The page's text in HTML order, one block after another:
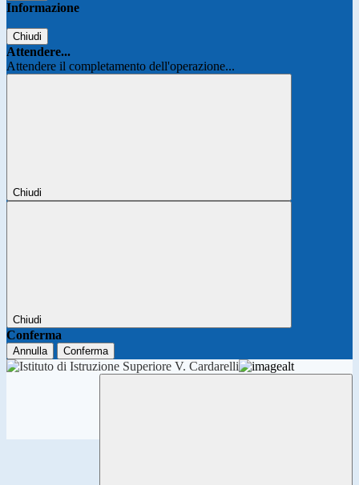
Informazione
Chiudi
Attendere...
Attendere il completamento dell'operazione...
Chiudi
Chiudi
Conferma
Annulla Conferma